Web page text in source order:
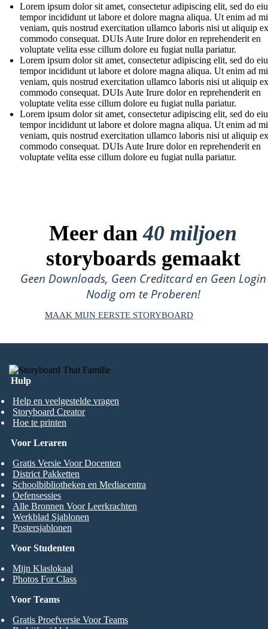
Lorem ipsum dolor sit amet, consectetur adipiscing elit, sed do
tempor incididunt ut labore et dolore magna aliqua. Ut enim ad
veniam, quis nostrud exercitation ullamco laboris nisi ut aliquip
commodo consequat. DUIs Aute Irure dolor en reprehenderit en
voluptate velita esse cillum dolore eu fugiat nulla pariatur.
Lorem ipsum dolor sit amet, consectetur adipiscing elit, sed do
tempor incididunt ut labore et dolore magna aliqua. Ut enim ad
veniam, quis nostrud exercitation ullamco laboris nisi ut aliquip
commodo consequat. DUIs Aute Irure dolor en reprehenderit en
voluptate velita esse cillum dolore eu fugiat nulla pariatur.
Lorem ipsum dolor sit amet, consectetur adipiscing elit, sed do
tempor incididunt ut labore et dolore magna aliqua. Ut enim ad
veniam, quis nostrud exercitation ullamco laboris nisi ut aliquip
commodo consequat. DUIs Aute Irure dolor en reprehenderit en
voluptate velita esse cillum dolore eu fugiat nulla pariatur.
Meer dan40 miljoen
storyboards gemaakt
Geen Downloads, Geen Creditcard en Geen Login
Nodig om te Proberen!
MAAK MIJN EERSTE STORYBOARD
Hulp
Help en veelgestelde vragen
Storyboard Creator
Hoe te printen
Voor Studenten
Mijn Klaslokaal
Photos For Class
Voor Leraren
Gratis Versie Voor Docenten
District Pakketten
Schoolbibliotheken en Mediacentra
Oefensessies
Alle Bronnen Voor Leerkrachten
Werkblad Sjablonen
Postersjablonen
Voor Teams
Gratis Proefversie Voor Teams